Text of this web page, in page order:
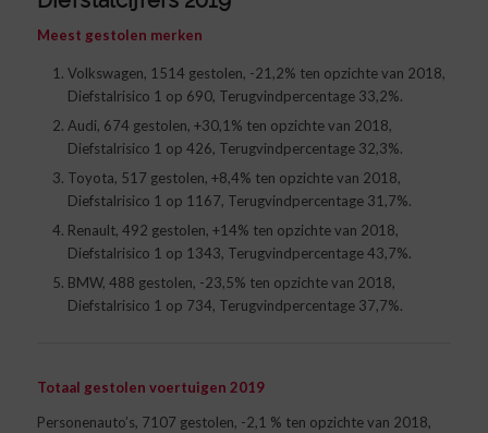
Meest gestolen merken
Volkswagen, 1514 gestolen, -21,2% ten opzichte van 2018,
Diefstalrisico 1 op 690, Terugvindpercentage 33,2%.
Audi, 674 gestolen, +30,1% ten opzichte van 2018,
Diefstalrisico 1 op 426, Terugvindpercentage 32,3%.
Toyota, 517 gestolen, +8,4% ten opzichte van 2018,
Diefstalrisico 1 op 1167, Terugvindpercentage 31,7%.
Renault, 492 gestolen, +14% ten opzichte van 2018,
Diefstalrisico 1 op 1343, Terugvindpercentage 43,7%.
BMW, 488 gestolen, -23,5% ten opzichte van 2018,
Diefstalrisico 1 op 734, Terugvindpercentage 37,7%.
Totaal gestolen voertuigen 2019
Personenauto’s, 7107 gestolen, -2,1 % ten opzichte van 2018,